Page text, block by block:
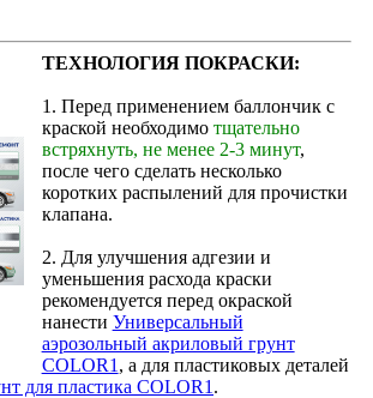
ТЕХНОЛОГИЯ ПОКРАСКИ:
1. Перед применением баллончик с
краской необходимо тщательно
встряхнуть, не менее 2-3 минут,
после чего сделать несколько
коротких распылений для прочистки
клапана.
2. Для улучшения адгезии и
уменьшения расхода краски
рекомендуется перед окраской
нанести Универсальный
аэрозольный акриловый грунт
COLOR1 , а для пластиковых деталей
для пластика COLOR1 .